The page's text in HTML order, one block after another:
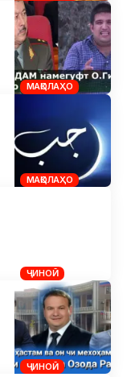
МАҚОЛАҲО
МАҚОЛАҲО
ҶИНОӢ
ҶИНОӢ